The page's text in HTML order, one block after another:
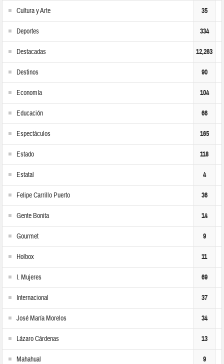
Cultura y Arte 35
Deportes 334
Destacadas 12,263
Destinos 90
Economía 104
Educación 66
Espectáculos 165
Estado 118
Estatal 4
Felipe Carrillo Puerto 36
Gente Bonita 14
Gourmet 9
Holbox 11
I. Mujeres 69
Internacional 37
José María Morelos 34
Lázaro Cárdenas 13
Mahahual 9